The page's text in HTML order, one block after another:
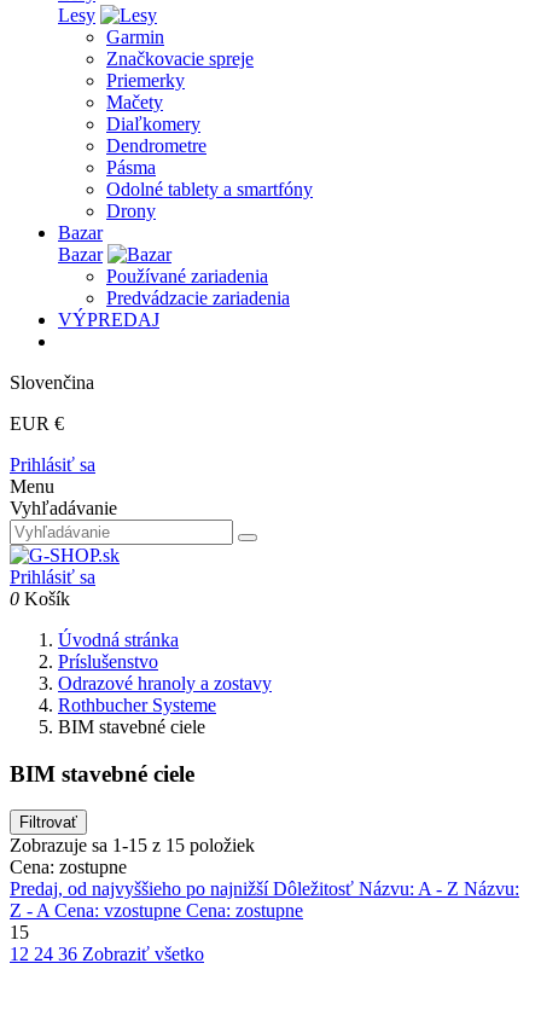
Lesy
Garmin
Značkovacie spreje
Priemerky
Mačety
Diaľkomery
Dendrometre
Pásma
Odolné tablety a smartfóny
Drony
Bazar
Bazar
Používané zariadenia
Predvádzacie zariadenia
VÝPREDAJ
Slovenčina
EUR €
Prihlásiť sa
Menu
Vyhľadávanie
Prihlásiť sa
0 Košík
Úvodná stránka
Príslušenstvo
Odrazové hranoly a zostavy
Rothbucher Systeme
BIM stavebné ciele
BIM stavebné ciele
Filtrovať
Zobrazuje sa 1-15 z 15 položiek
Cena: zostupne
Predaj, od najvyššieho po najnižšíDôležitosť Názvu: A - Z Názvu:
Z - A Cena: vzostupne Cena: zostupne
15
12 24 36 Zobraziť všetko